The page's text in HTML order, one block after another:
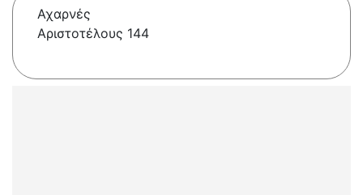
Αχαρνές
Αριστοτέλους 144